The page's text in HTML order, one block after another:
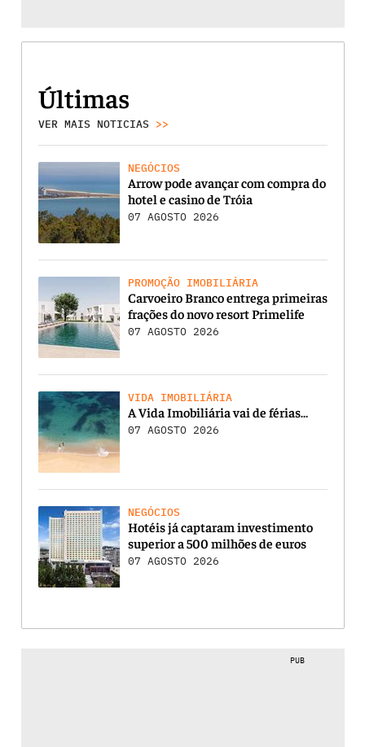
Últimas
VER MAIS NOTICIAS >>
NEGÓCIOS
Arrow pode avançar com compra do
hotel e casino de Tróia
07 AGOSTO 2026
PROMOÇÃO IMOBILIÁRIA
Carvoeiro Branco entrega primeiras
frações do novo resort Primelife
07 AGOSTO 2026
VIDA IMOBILIÁRIA
A Vida Imobiliária vai de férias…
07 AGOSTO 2026
NEGÓCIOS
Hotéis já captaram investimento
superior a 500 milhões de euros
07 AGOSTO 2026
PUB